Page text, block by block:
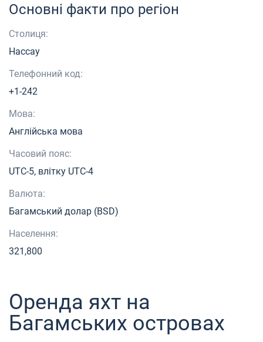
Основні факти про регіон
Столиця:
Нассау
Телефонний код:
+1-242
Мова:
Англійська мова
Часовий пояс:
UTC-5, влітку UTC-4
Валюта:
Багамський долар (BSD)
Населення:
321,800
Оренда яхт на
Багамських островах